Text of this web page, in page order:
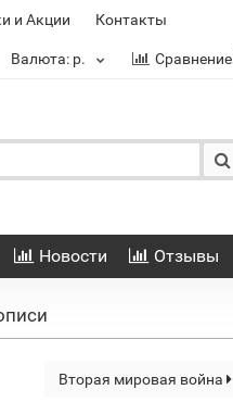
и Акции Контакты
Валюта: р. Сравнение
Новости Отзывы
Вторая мировая война